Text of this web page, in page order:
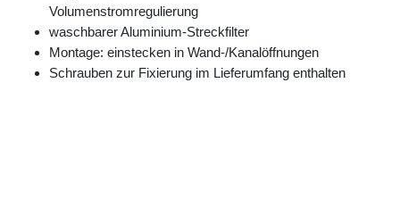
Volumenstromregulierung
waschbarer Aluminium-Streckfilter
Montage: einstecken in Wand-/Kanalöffnungen
Schrauben zur Fixierung im Lieferumfang enthalten